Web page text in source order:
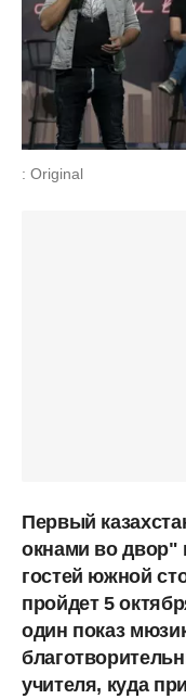
: Original
Первый
окнами во двор"
гостей южной
пройдет 5
один показ
учителя, куда